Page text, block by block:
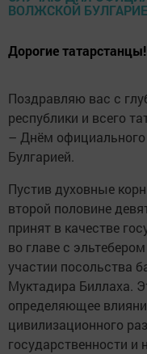
Дорогие
Поздравляю вас с
республики и всего
– Днём
Булгарией.
Пустив духовные
второй половине
принят в качестве
во главе с
участии посольства
Муктадира Биллаха.
определяющее
цивилизационного
государственности и